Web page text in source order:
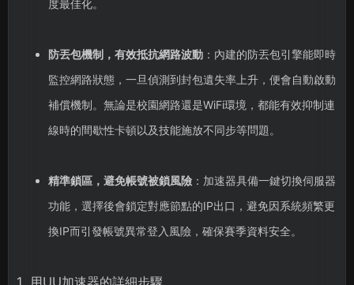
度最佳化。
防丟包機制，有效抵抗網路波動：內建的防丟包引擎能即時
監控網路狀態，一旦偵測到封包遺失率上升，便會自動啟動
補償機制。無論是校園網路還是WiFi環境，都能有效抑制連
線時的間歇性卡頓以及技能施放不同步等問題。
精準鎖區，避免帳號被鎖風險：加速器具備一鍵切換伺服器
功能，選擇後會鎖定對應節點的IP出口，避免因系統頻繁更
換IP而引發帳號異常登入風險，確保賽季資料安全。